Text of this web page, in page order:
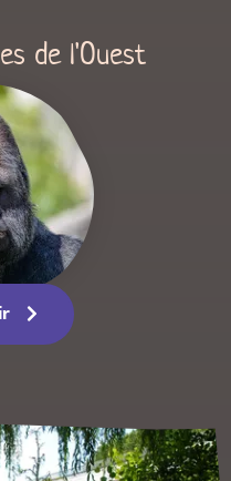
de l'Ouest